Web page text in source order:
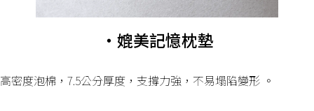
・媲美記憶枕墊
高密度泡棉，7.5公分厚度，支撐力強，不易塌陷變形 。